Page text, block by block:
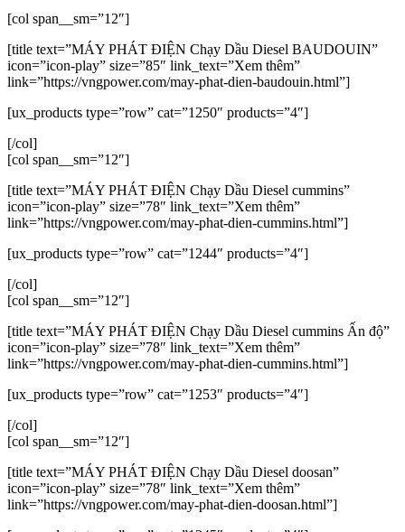
[col span__sm=”12″]
[title text=”MÁY PHÁT ĐIỆN Chạy Dầu Diesel BAUDOUIN”
icon=”icon-play” size=”85″ link_text=”Xem thêm”
link=”https://vngpower.com/may-phat-dien-baudouin.html”]
[ux_products type=”row” cat=”1250″ products=”4″]
[/col]
[col span__sm=”12″]
[title text=”MÁY PHÁT ĐIỆN Chạy Dầu Diesel cummins”
icon=”icon-play” size=”78″ link_text=”Xem thêm”
link=”https://vngpower.com/may-phat-dien-cummins.html”]
[ux_products type=”row” cat=”1244″ products=”4″]
[/col]
[col span__sm=”12″]
[title text=”MÁY PHÁT ĐIỆN Chạy Dầu Diesel cummins Ấn độ”
icon=”icon-play” size=”78″ link_text=”Xem thêm”
link=”https://vngpower.com/may-phat-dien-cummins.html”]
[ux_products type=”row” cat=”1253″ products=”4″]
[/col]
[col span__sm=”12″]
[title text=”MÁY PHÁT ĐIỆN Chạy Dầu Diesel doosan”
icon=”icon-play” size=”78″ link_text=”Xem thêm”
link=”https://vngpower.com/may-phat-dien-doosan.html”]